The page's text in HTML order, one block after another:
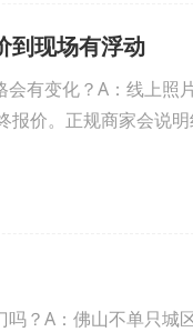
到现场有浮动
有变化？A：线上
报价。正规商家会说
？A：佛山不单只